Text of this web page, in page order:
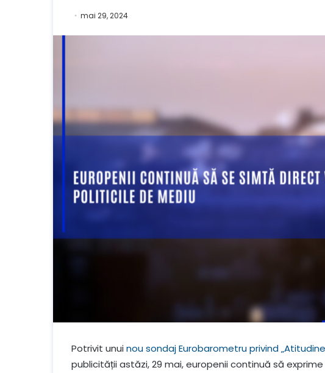
mai 29, 2024
Potrivit unuinou sondaj Eurobarometru privind
publicității astăzi, 29 mai, europenii continuă să exprime